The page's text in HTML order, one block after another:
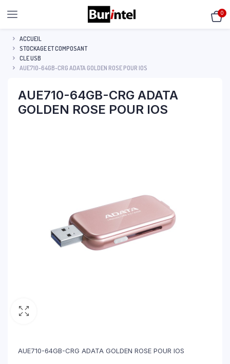
0
ACCUEIL
STOCKAGE ET COMPOSANT
CLE USB
AUE710-64GB-CRG ADATA GOLDEN ROSE POUR IOS
AUE710-64GB-CRG ADATA
GOLDEN ROSE POUR IOS
AUE710-64GB-CRG ADATA GOLDEN ROSE POUR IOS